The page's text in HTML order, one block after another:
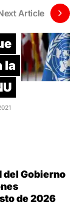
Article
la
del Gobierno
de 2026